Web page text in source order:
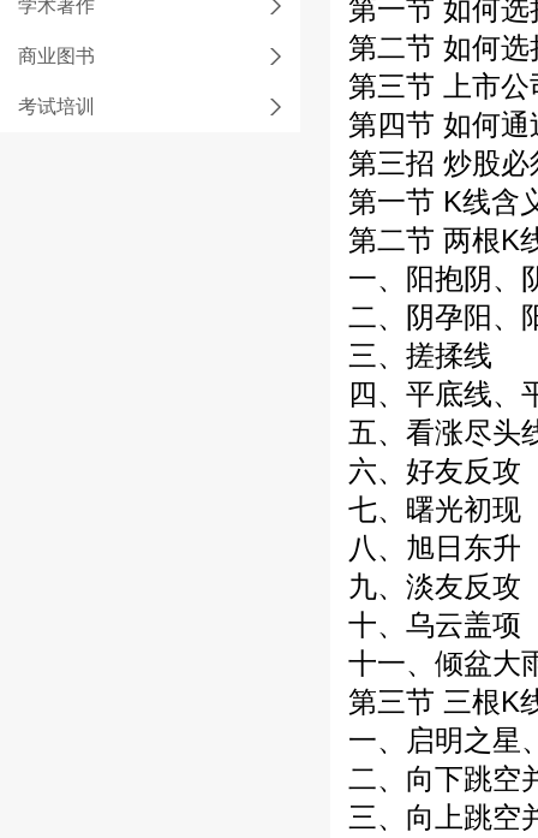
学术著作
商业图书
考试培训
第一节 如何
第二节 如何
第三节 上市
第四节 如何
第三招 炒股
第一节 K线含
第二节 两根K
一、阳抱阴、
二、阴孕阳、
三、搓揉线
四、平底线、
五、看涨尽头
六、好友反攻
七、曙光初现
八、旭日东升
九、淡友反攻
十、乌云盖项
十一、倾盆大
第三节 三根K
一、启明之星
二、向下跳空
三、向上跳空